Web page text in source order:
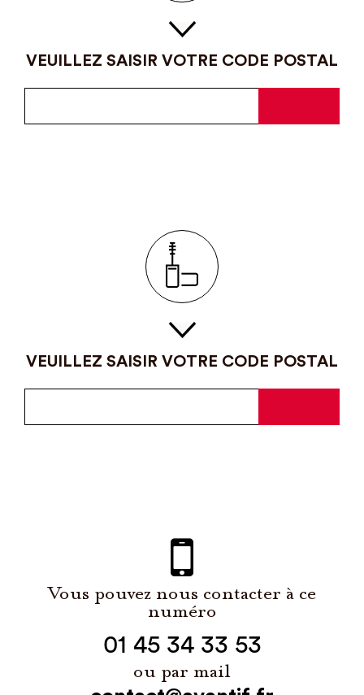
VEUILLEZ SAISIR VOTRE CODE POSTAL
VEUILLEZ SAISIR VOTRE CODE POSTAL
Vous pouvez nous contacter à ce
numéro
01 45 34 33 53
ou par mail